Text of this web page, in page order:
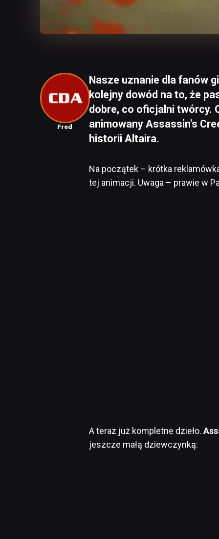
Fred
Nasze uznanie dla fanów
kolejny dowód na to, że
dobre, co oficjalni twórcy.
animowany Assassin's
historii Altaira.
Na początek – krótka
tej animacji. Uwaga – prawie w
A teraz już kompletne dzieło.
jeszcze małą dziewczynką: